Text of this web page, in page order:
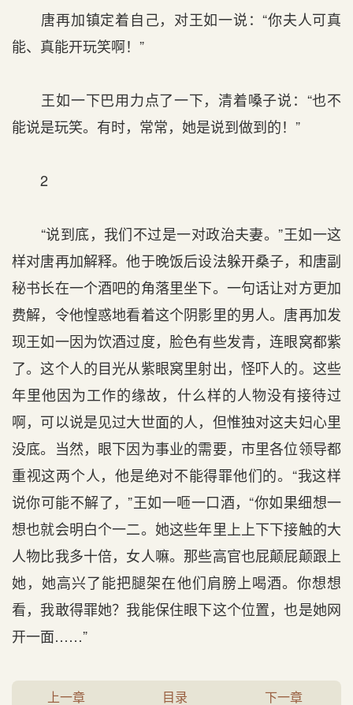
唐再加镇定着自己，对王如一说：“你夫人可真
能、真能开玩笑啊！”
王如一下巴用力点了一下，清着嗓子说：“也不
能说是玩笑。有时，常常，她是说到做到的！”
2
“说到底，我们不过是一对政治夫妻。”王如一这
样对唐再加解释。他于晚饭后设法躲开桑子，和唐副
秘书长在一个酒吧的角落里坐下。一句话让对方更加
费解，令他惶惑地看着这个阴影里的男人。唐再加发
现王如一因为饮酒过度，脸色有些发青，连眼窝都紫
了。这个人的目光从紫眼窝里射出，怪吓人的。这些
年里他因为工作的缘故，什么样的人物没有接待过
啊，可以说是见过大世面的人，但惟独对这夫妇心里
没底。当然，眼下因为事业的需要，市里各位领导都
重视这两个人，他是绝对不能得罪他们的。“我这样
说你可能不解了，”王如一咂一口酒，“你如果细想一
想也就会明白个一二。她这些年里上上下下接触的大
人物比我多十倍，女人嘛。那些高官也屁颠屁颠跟上
她，她高兴了能把腿架在他们肩膀上喝酒。你想想
看，我敢得罪她？我能保住眼下这个位置，也是她网
开一面……”
上一章 目录 下一章